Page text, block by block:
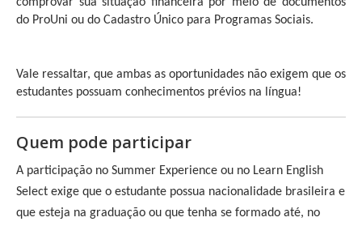
do ProUni ou do Cadastro Único para Programas Sociais.
Vale ressaltar, que ambas as oportunidades não exigem que os
estudantes possuam conhecimentos prévios na língua!
Quem pode participar
A participação no Summer Experience ou no Learn English
Select exige que o estudante possua nacionalidade brasileira e
que esteja na graduação ou que tenha se formado até, no